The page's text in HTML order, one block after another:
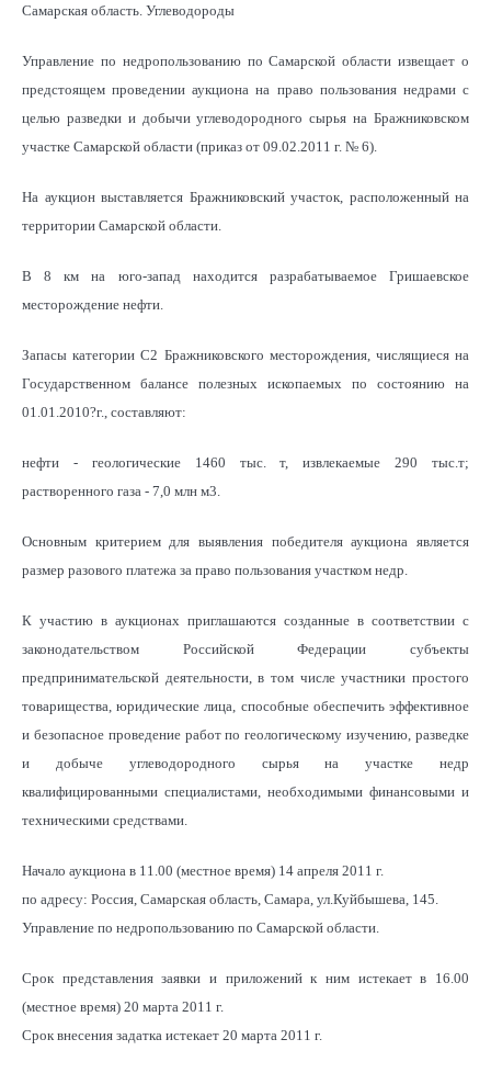
Самарская область. Углеводороды
Управление по недропользованию по Самарской области извещает о
предстоящем проведении аукциона на право пользования недрами с
целью разведки и добычи углеводородного сырья на Бражниковском
участке Самарской области (приказ от 09.02.2011 г. № 6).
На аукцион выставляется Бражниковский участок, расположенный на
территории Самарской области.
В 8 км на юго-запад находится разрабатываемое Гришаевское
месторождение нефти.
Запасы категории С2 Бражниковского месторождения, числящиеся на
Государственном балансе полезных ископаемых по состоянию на
01.01.2010?г., составляют:
нефти - геологические 1460 тыс. т, извлекаемые 290 тыс.т;
растворенного газа - 7,0 млн м3.
Основным критерием для выявления победителя аукциона является
размер разового платежа за право пользования участком недр.
К участию в аукционах приглашаются созданные в соответствии с
законодательством Российской Федерации субъекты
предпринимательской деятельности, в том числе участники простого
товарищества, юридические лица, способные обеспечить эффективное
и безопасное проведение работ по геологическому изучению, разведке
и добыче углеводородного сырья на участке недр
квалифицированными специалистами, необходимыми финансовыми и
техническими средствами.
Начало аукциона в 11.00 (местное время) 14 апреля 2011 г.
по адресу: Россия, Самарская область, Самара, ул.Куйбышева, 145.
Управление по недропользованию по Самарской области.
Срок представления заявки и приложений к ним истекает в 16.00
(местное время) 20 марта 2011 г.
Срок внесения задатка истекает 20 марта 2011 г.